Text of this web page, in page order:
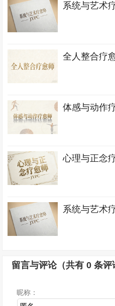
系统与艺术
全人整合疗
体感与动作
心理与正念
系统与艺术
留言与评论（共有0 条评
昵称：